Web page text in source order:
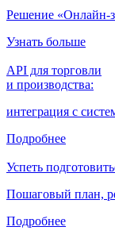
Решение «Онлайн-
Узнать больше
API для торговли
и производства:
интеграция с
Подробнее
Успеть
Пошаговый план,
Подробнее